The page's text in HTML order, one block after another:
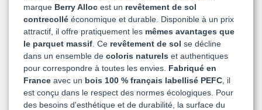
marque Berry Alloc est un revêtement de sol
contrecollé économique et durable. Disponible à un prix
attractif, il offre pratiquement les mêmes avantages que
le parquet massif . Ce revêtement de sol se décline
dans un ensemble de coloris naturels et authentiques
pour correspondre à toutes les envies. Fabriqué en
France avec un bois 100 % français labellisé PEFC , il
est conçu dans le respect des normes écologiques. Pour
des besoins d'esthétique et de durabilité, la surface du